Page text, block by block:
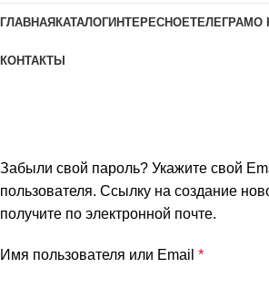
ГЛАВНАЯКАТАЛОГИНТЕРЕСНОЕТЕЛЕГРАМО
КОНТАКТЫ
Забыли свой пароль? Укажите свой
пользователя. Ссылку на создание
получите по электронной почте.
Имя пользователя или Email *